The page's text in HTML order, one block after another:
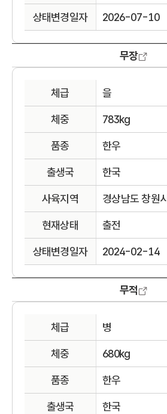
상태변경일자 2026-07-10
무장
체급 을
체중 783kg
품종 한우
출생국 한국
사육지역 경상남도 창원시
현재상태 출전
상태변경일자 2024-02-14
무적
체급 병
체중 680kg
품종 한우
출생국 한국